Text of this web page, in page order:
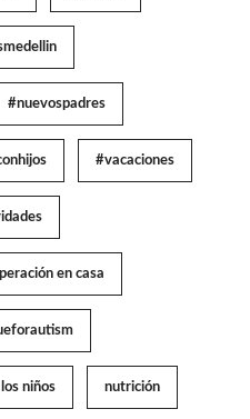
#nuevospadres
#vacaciones
en casa
niños nutrición